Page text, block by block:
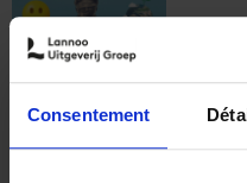
Consentement
€